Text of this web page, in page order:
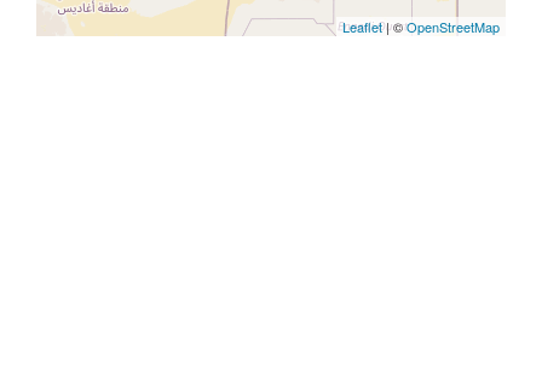
Leaflet| ©OpenStreetMap